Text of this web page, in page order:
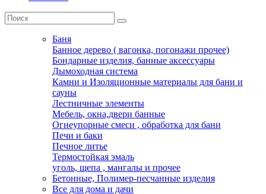
Баня
Банное дерево ( вагонка, погонажи прочее)
Бондарные изделия, банные аксессуары
Дымоходная система
Камни и Изоляционные материалы для бани и
сауны
Лестничные элементы
Мебель, окна,двери банные
Огнеупорные смеси , обработка для бани
Печи и баки
Печное литье
Термостойкая эмаль
уголь, щепа , мангалы и прочее
Бетонные, Полимер-песчанные изделия
Все для дома и дачи